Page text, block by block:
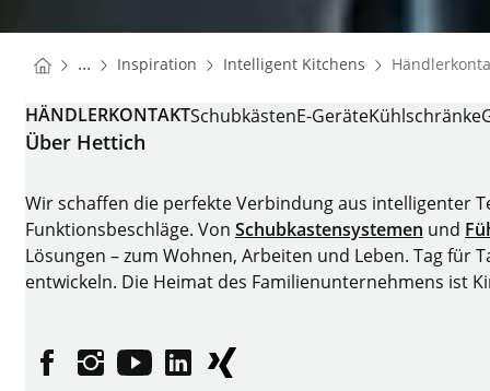
You are here:
Startseite
... Inspiration Startseite
Intelligent Kitchens Startseite
HÄNDLERKONTAKTSchubkästenE-GeräteKühlschränke
Über Hettich
Wir schaffen die perfekte Verbindung aus intelligenter
Funktionsbeschläge. Von Schubkastensystemen und
Lösungen – zum Wohnen, Arbeiten und Leben. Tag
entwickeln. Die Heimat des Familienunternehmens ist
FacebookInstagram
YouTubelinkedinXING